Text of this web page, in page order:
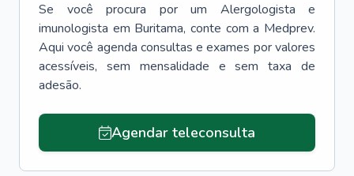
Se você procura por um
Alergologista e
imunologista em Buritama, conte com a Medprev.
Aqui você agenda consultas e exames por valores
acessíveis, sem mensalidade e sem taxa de
adesão.
Agendar teleconsulta